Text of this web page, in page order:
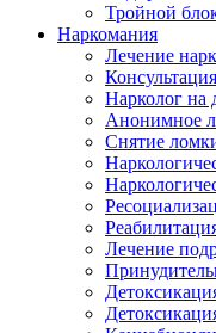
Тройной
Наркомания
Лечение
Нарколог на
Анонимное
Снятие
Лечение